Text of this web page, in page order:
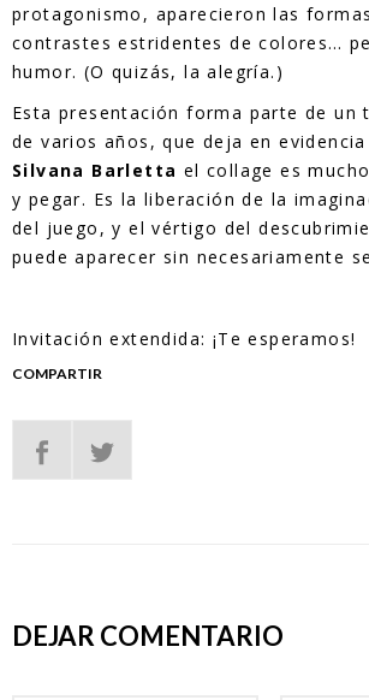
protagonismo, aparecieron las
contrastes estridentes de colores…
humor. (O quizás, la alegría.)
Esta presentación forma parte de un
de varios años, que deja en
Silvana Barletta el collage es
y pegar. Es la liberación de la
del juego, y el vértigo del
puede aparecer sin necesariamente
Invitación extendida: ¡Te esperamos!
COMPARTIR
DEJAR COMENTARIO